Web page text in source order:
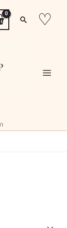
Zoeken
♡